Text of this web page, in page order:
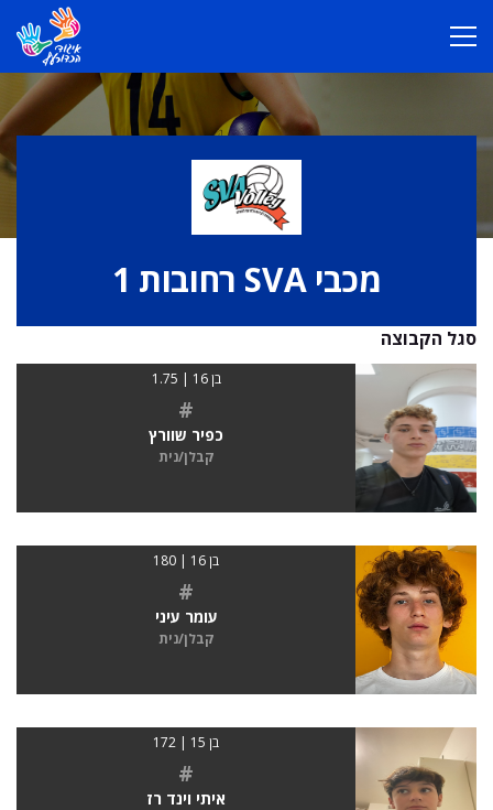
מכבי SVA רחובות 1
סגל הקבוצה
בן 16 | 1.75
#
כפיר שוורץ
קבלן/נית
בן 16 | 180
#
עומר עיני
קבלן/נית
בן 15 | 172
#
איתי וינד רז